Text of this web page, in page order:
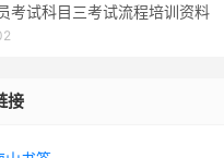
考试科目三考试流程培训资料
接